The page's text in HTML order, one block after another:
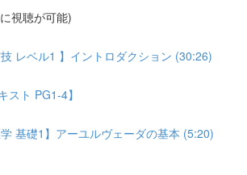
視聴が可能)
技 レベル1 】イントロダクション (30:26)
スト PG1-4】
学 基礎1】アーユルヴェーダの基本 (5:20)